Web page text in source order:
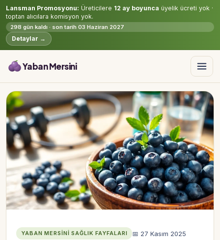
Lansman Promosyonu: Üreticilere 12 ay boyunca üyelik ücreti yok ·
toptan alıcılara komisyon yok.
298 gün kaldı · son tarih 03 Haziran 2027
Detaylar →
Yaban Mersini
YABAN MERSINI SAĞLIK FAYFALARI
📅 27 Kasım 2025